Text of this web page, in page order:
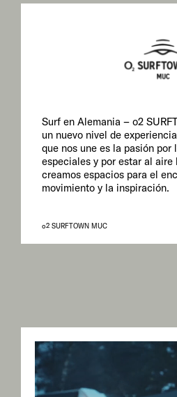
Surf en Alemania – o2
un nuevo nivel de
que nos une es la pasión por
especiales y por estar al aire
creamos espacios para el
movimiento y la inspiración.
o2 SURFTOWN MUC